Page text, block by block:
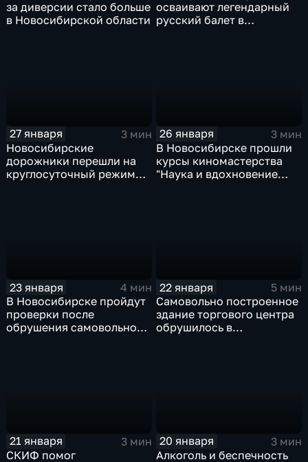
за диверсии стало больше
в Новосибирской области
осваивают легендарный
русский балет в
27 января
3 мин
Новосибирские
дорожники перешли на
круглосуточный режим
26 января
3 мин
В Новосибирске прошли
курсы киномастерства
"Наука и вдохновение
23 января
4 мин
В Новосибирске пройдут
проверки после
обрушения самовольно
22 января
5 мин
Самовольно построенное
здание торгового центра
обрушилось в
21 января
3 мин
СКИФ помог
20 января
3 мин
Алкоголь и беспечность